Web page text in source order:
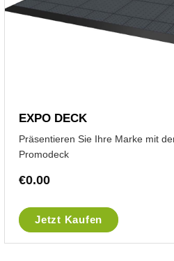
EXPO DECK
Präsentieren Sie Ihre Marke mit
Promodeck
€0.00
Jetzt Kaufen